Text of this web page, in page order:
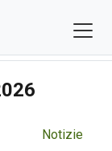
Notizie